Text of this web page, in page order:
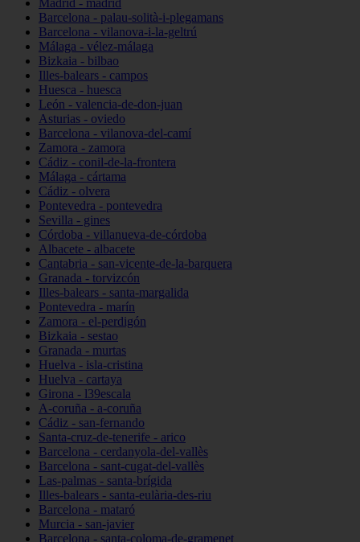
Madrid - madrid
Barcelona - palau-solità-i-plegamans
Barcelona - vilanova-i-la-geltrú
Málaga - vélez-málaga
Bizkaia - bilbao
Illes-balears - campos
Huesca - huesca
León - valencia-de-don-juan
Asturias - oviedo
Barcelona - vilanova-del-camí
Zamora - zamora
Cádiz - conil-de-la-frontera
Málaga - cártama
Cádiz - olvera
Pontevedra - pontevedra
Sevilla - gines
Córdoba - villanueva-de-córdoba
Albacete - albacete
Cantabria - san-vicente-de-la-barquera
Granada - torvizcón
Illes-balears - santa-margalida
Pontevedra - marín
Zamora - el-perdigón
Bizkaia - sestao
Granada - murtas
Huelva - isla-cristina
Huelva - cartaya
Girona - l39escala
A-coruña - a-coruña
Cádiz - san-fernando
Santa-cruz-de-tenerife - arico
Barcelona - cerdanyola-del-vallès
Barcelona - sant-cugat-del-vallès
Las-palmas - santa-brígida
Illes-balears - santa-eulària-des-riu
Barcelona - mataró
Murcia - san-javier
Barcelona - santa-coloma-de-gramenet